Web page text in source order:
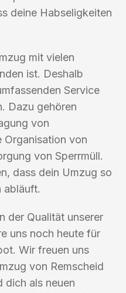
deine Habseligkeiten
mit vielen
ist. Deshalb
Service
Dazu gehören
von
Organisation von
von Sperrmüll.
dass dein Umzug so
abläuft.
der Qualität unserer
uns noch heute für
Wir freuen uns
von Remscheid
dich als neuen